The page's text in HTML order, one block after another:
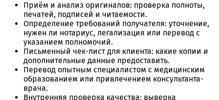
Приём и анализ оригиналов: проверка полноты,
печатей, подписей и читаемости.
Определение требований получателя: уточнение,
нужен ли нотариус, легализация или перевод с
указанием полномочий.
Письменный чек-лист для клиента: какие копии и
дополнительные данные предоставить.
Перевод опытным специалистом с медицинским
образованием или привлечением консультанта-
врача.
Внутренняя проверка качества: выверка